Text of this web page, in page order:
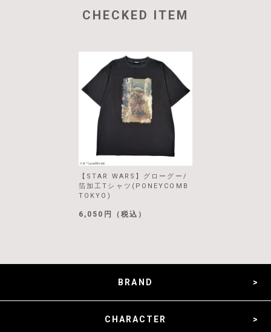
CHECKED ITEM
【STAR WARS】グローグー/
箔加工Tシャツ(PONEYCOMB
TOKYO)
6,050円（税込）
BRAND
CHARACTER